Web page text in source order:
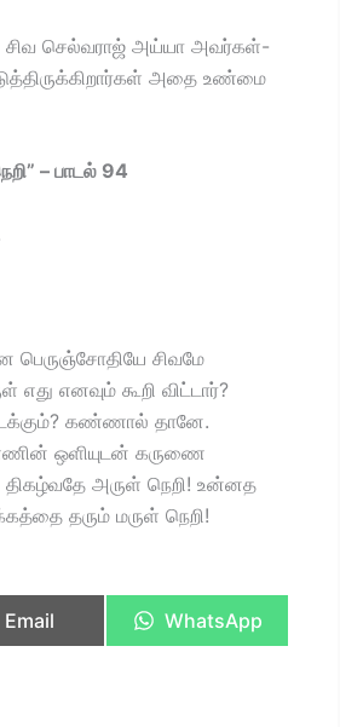
சிவ செல்வராஜ் அய்யா அவர்கள்-
அதை உண்மை
– பாடல் 94
சிவமே
எனவும் கூறி விட்டார்?
கண்ணால் தானே.
ஒளியுடன் கருணை
அருள் நெறி! உன்னத
தரும் மருள் நெறி!
Email WhatsApp